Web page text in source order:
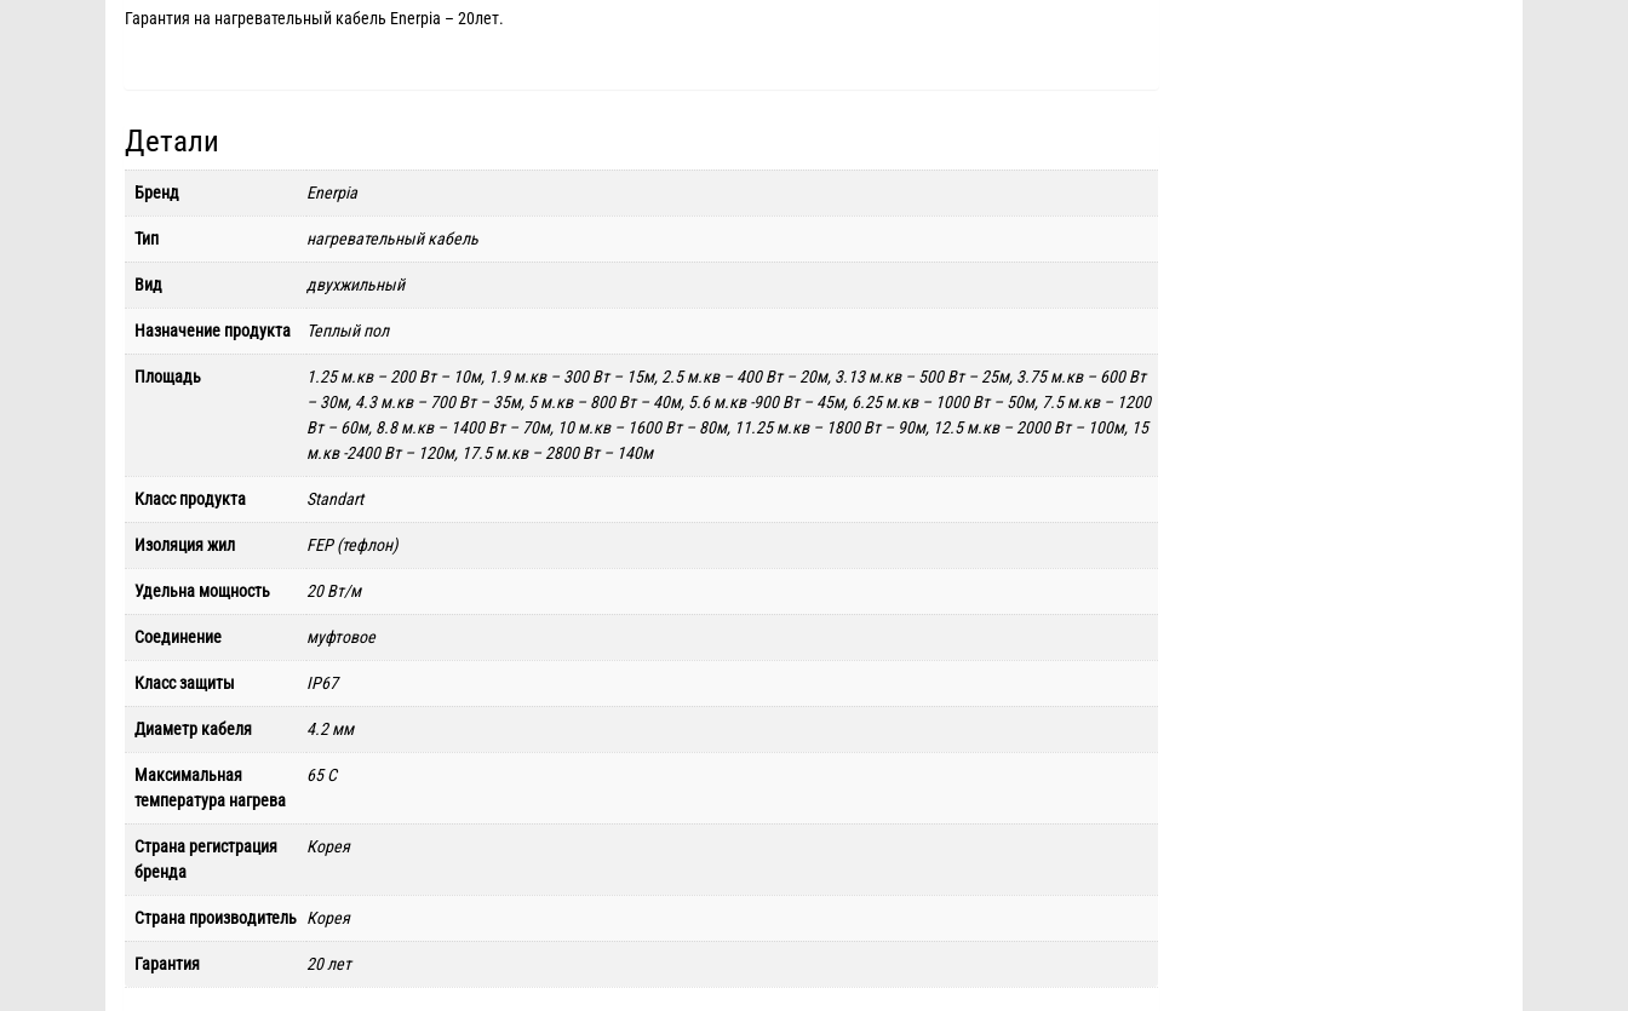
Гарантия на нагревательный кабель Enerpia – 20лет.
Детали
Бренд Enerpia
Тип нагревательный кабель
Вид двухжильный
Назначение продукта Теплый пол
Площадь
1.25 м.кв – 200 Вт – 10м, 1.9 м.кв – 300 Вт – 15м, 2.5 м.кв – 400 Вт – 20м, 3.13 м.кв – 500 Вт – 25м, 3.75 м.кв – 600 Вт
– 30м, 4.3 м.кв – 700 Вт – 35м, 5 м.кв – 800 Вт – 40м, 5.6 м.кв -900 Вт – 45м, 6.25 м.кв – 1000 Вт – 50м, 7.5 м.кв – 1200
Вт – 60м, 8.8 м.кв – 1400 Вт – 70м, 10 м.кв – 1600 Вт – 80м, 11.25 м.кв – 1800 Вт – 90м, 12.5 м.кв – 2000 Вт – 100м, 15
м.кв -2400 Вт – 120м, 17.5 м.кв – 2800 Вт – 140м
Класс продукта Standart
Изоляция жил FEP (тефлон)
Удельна мощность 20 Вт/м
Соединение муфтовое
Класс защиты IP67
Диаметр кабеля 4.2 мм
Максимальная
температура нагрева
65 С
Страна регистрация
бренда
Корея
Страна производитель Корея
Гарантия 20 лет